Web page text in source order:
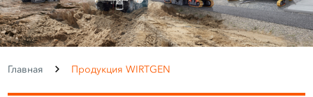
Главная Продукция WIRTGEN